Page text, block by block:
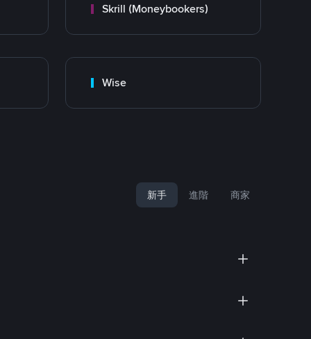
Skrill (Moneybookers)
Wise
新手 進階 商家